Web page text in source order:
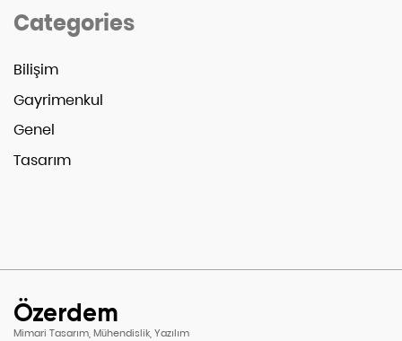
Categories
Bilişim
Gayrimenkul
Genel
Tasarım
Özerdem
Mimari Tasarım, Mühendislik, Yazılım